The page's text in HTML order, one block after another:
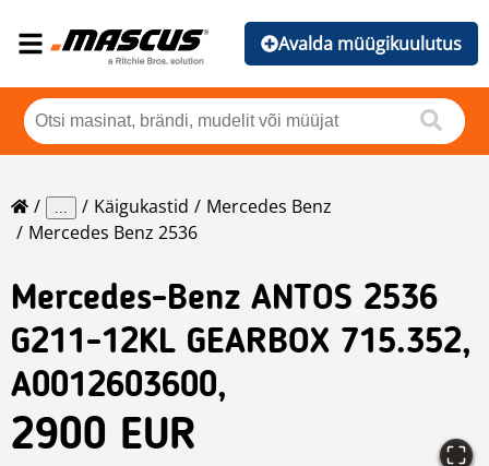
Avalda müügikuulutus
... Käigukastid
Mercedes Benz
Mercedes Benz 2536
Mercedes-Benz ANTOS 2536
G211-12KL GEARBOX 715.352,
A0012603600,
2900 EUR